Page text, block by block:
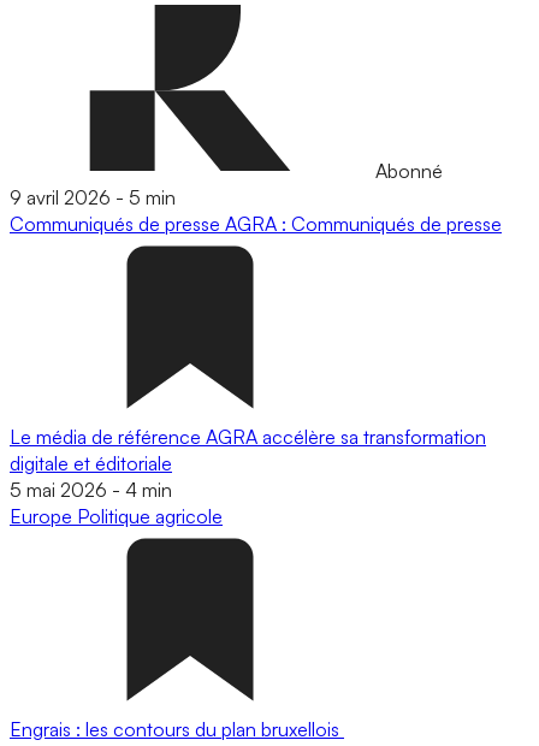
Abonné
9 avril 2026 - 5 min
Communiqués de presse AGRA : Communiqués de presse
Le média de référence AGRA accélère sa transformation
digitale et éditoriale
5 mai 2026 - 4 min
Europe Politique agricole
Engrais : les contours du plan bruxellois